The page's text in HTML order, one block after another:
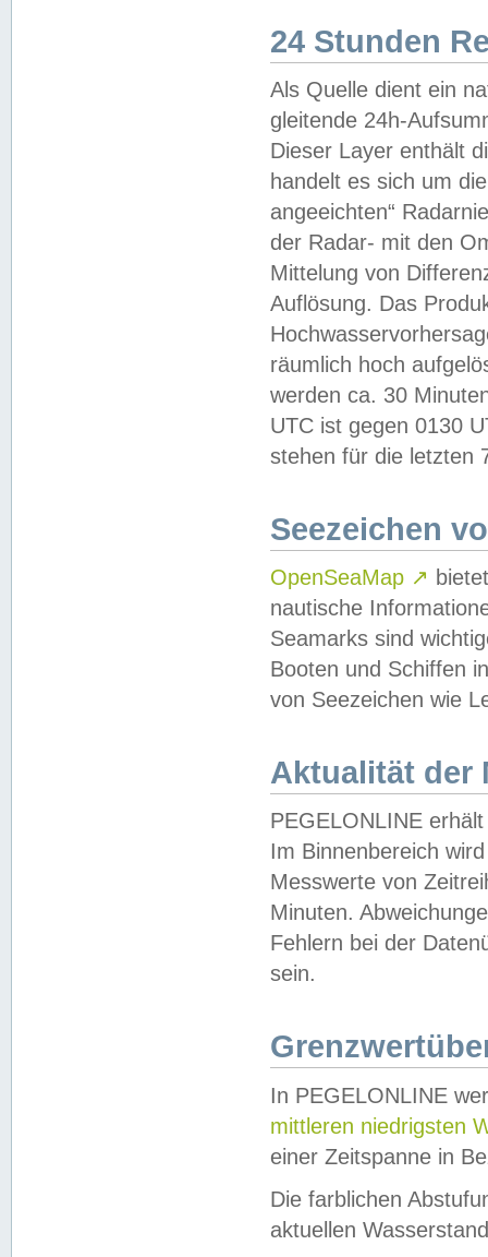
24 Stunden
Als Quelle dient ein
gleitende 24h-
Dieser Layer enthält
handelt es sich um
angeeichten“
der Radar- mit den
Mittelung von
Auflösung. Das
räumlich hoch
werden ca. 30
UTC ist gegen 0130
stehen für die letzten
Seezeichen
OpenSeaMap ↗
nautische
Seamarks sind
Booten und Schiffen
von Seezeichen wie
Aktualität der
PEGELONLINE
Im Binnenbereich
Messwerte von
Minuten.
Fehlern bei der
sein.
In PEGELONLINE
mittleren niedrigsten
einer Zeitspanne in
Die farblichen
aktuellen